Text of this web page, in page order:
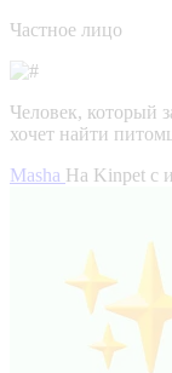
Частное лицо
Человек, который
хочет найти
Masha На Kinpet c